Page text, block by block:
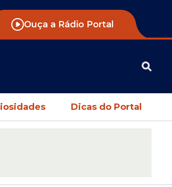
Ouça a Rádio Portal
Dicas do Portal